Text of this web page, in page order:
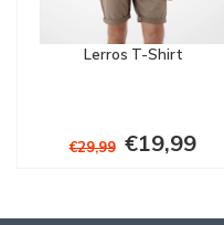
Lerros T-Shirt
€29,99 €19,99